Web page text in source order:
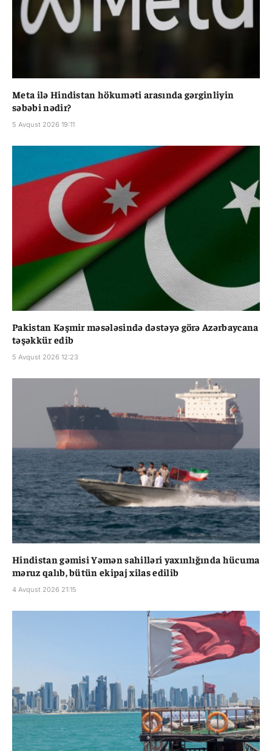
Meta ilə Hindistan hökuməti arasında gərginliyin
səbəbi nədir?
5 Avqust 2026 19:11
Pakistan Kəşmir məsələsində dəstəyə görə Azərbaycana
təşəkkür edib
5 Avqust 2026 12:23
Hindistan gəmisi Yəmən sahilləri yaxınlığında hücuma
məruz qalıb, bütün ekipaj xilas edilib
4 Avqust 2026 21:15